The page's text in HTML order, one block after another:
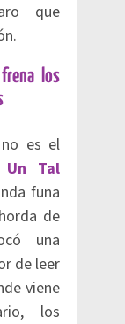
que
los
es el
Un Tal
funa
de
una
de leer
viene
los